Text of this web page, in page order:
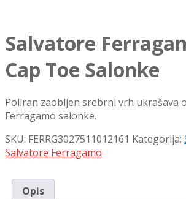
Salvatore
Cap Toe Salonke
Poliran zaobljen srebrni vrh ukrašava
Ferragamo salonke.
SKU: FERRG3027511012161 Kategorija:
Salvatore Ferragamo
Opis